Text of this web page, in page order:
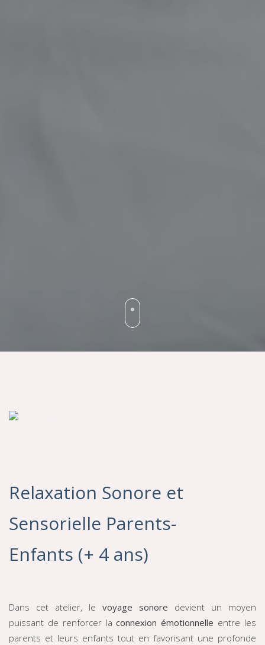
Relaxation Sonore et
Sensorielle Parents-
Enfants (+ 4 ans)
Dans cet atelier, le voyage sonore devient un moyen
puissant de renforcer laconnexion émotionnelle entre les
parents et leurs enfants tout en favorisant une profonde